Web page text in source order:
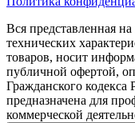
Вся представленная
технических
товаров, носит
публичной офертой,
Гражданского кодекса
предназначена для
коммерческой